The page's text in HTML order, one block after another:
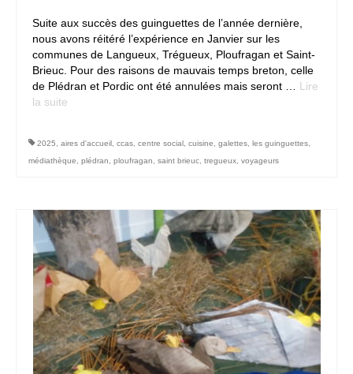
Contact
Suite aux succès des guinguettes de l’année dernière,
nous avons réitéré l’expérience en Janvier sur les
communes de Langueux, Trégueux, Ploufragan et Saint-
Brieuc. Pour des raisons de mauvais temps breton, celle
de Plédran et Pordic ont été annulées mais seront … Lire
la suite­­
2025 aires d'accueil ccas centre social cuisine galettes les guinguettes
médiathèque
plédran ploufragan saint brieuc tregueux voyageurs